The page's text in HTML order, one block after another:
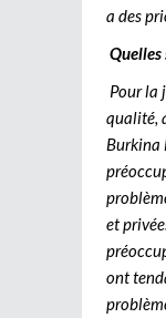
a des
Quelles
Pour la
qualité,
Burkina
et
ont